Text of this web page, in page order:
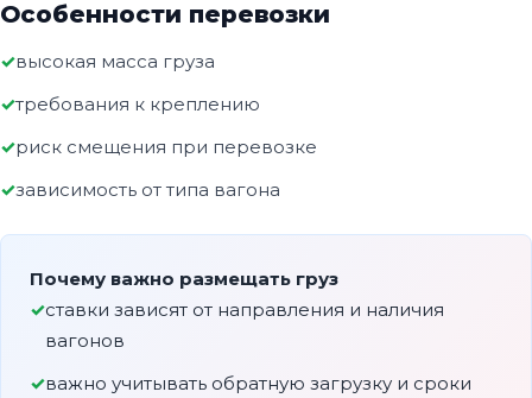
Особенности перевозки
высокая масса груза
требования к креплению
риск смещения при перевозке
зависимость от типа вагона
Почему важно размещать груз
ставки зависят от направления и наличия
вагонов
важно учитывать обратную загрузку и сроки